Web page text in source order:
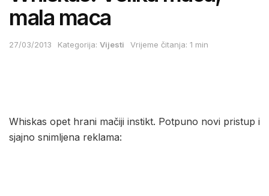
mala maca
27/03/2013 Kategorija: Vijesti Vrijeme čitanja: 1 min
Whiskas opet hrani mačiji instikt. Potpuno novi pristup i
sjajno snimljena reklama: